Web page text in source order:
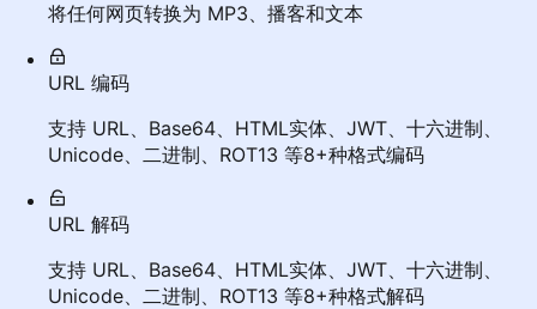
将任何网页转换为 MP3、播客和文本
URL 编码
支持 URL、Base64、HTML实体、JWT、十六进制、
Unicode、二进制、ROT13 等8+种格式编码
URL 解码
支持 URL、Base64、HTML实体、JWT、十六进制、
Unicode、二进制、ROT13 等8+种格式解码